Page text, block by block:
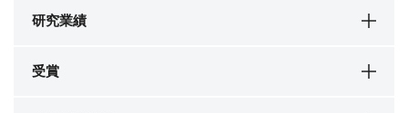
研究業績
受賞